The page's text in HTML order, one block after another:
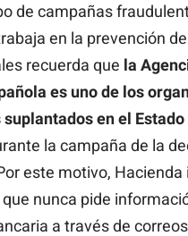
de campañas
en la prevención
recuerda que la
es uno de los
en el
la campaña de la
este motivo, Hacienda
nunca pide
a través de correos